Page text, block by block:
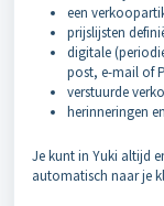
een
prijslijsten
digitale
post, e-mail of
verstuurde
herinneringen
Je kunt in Yuki altijd
automatisch naar je